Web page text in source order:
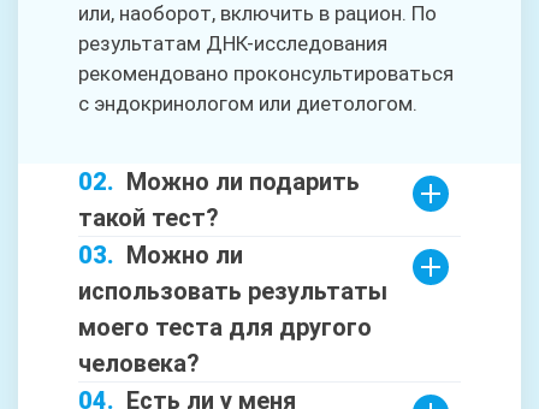
или, наоборот, включить в рацион. По
результатам ДНК-исследования
рекомендовано проконсультироваться
с эндокринологом или диетологом.
Можно ли подарить
такой тест?
Можно ли
использовать результаты
моего теста для другого
человека?
Есть ли у меня